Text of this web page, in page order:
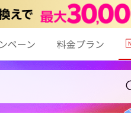
ペーン 料金プラン